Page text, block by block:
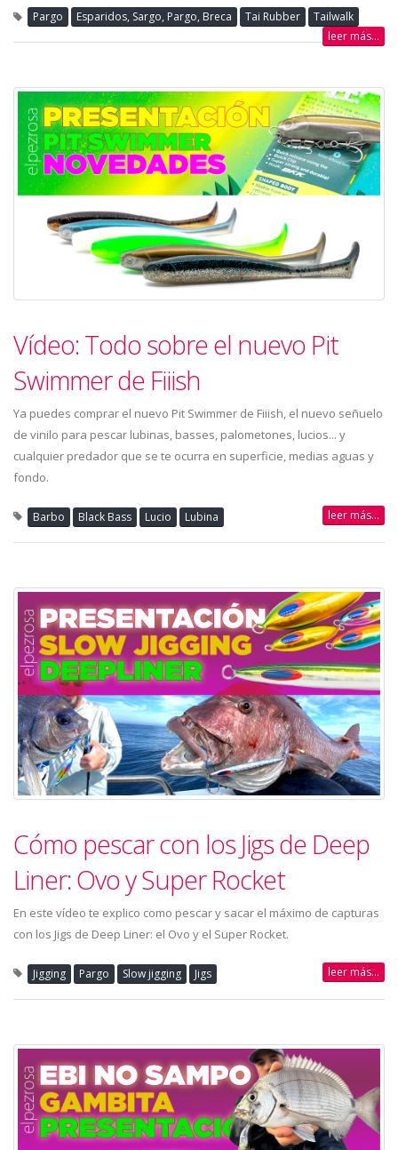
Pargo Esparidos, Sargo, Pargo, Breca Tai Rubber
Tailwalk
leer más...
Vídeo: Todo sobre el nuevo Pit
Swimmer de Fiiish
Ya puedes comprar el nuevo Pit Swimmer de Fiiish, el nuevo señuelo
de vinilo para pescar lubinas, basses, palometones, lucios... y
cualquier predador que se te ocurra en superficie, medias aguas y
fondo.
Barbo Black Bass Lucio Lubina leer más...
Cómo pescar con los Jigs de Deep
Liner: Ovo y Super Rocket
En este vídeo te explico como pescar y sacar el máximo de capturas
con los Jigs de Deep Liner: el Ovo y el Super Rocket.
Jigging Pargo Slow jigging Jigs leer más...